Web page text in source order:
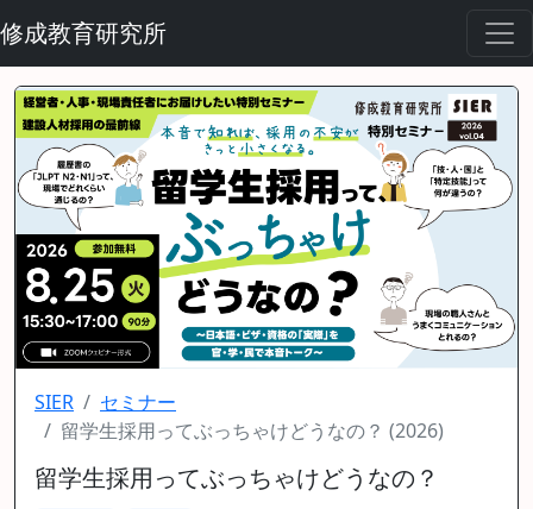
修成教育研究所
SIER
セミナー
留学生採用ってぶっちゃけどうなの？ (2026)
留学生採用ってぶっちゃけどうなの？